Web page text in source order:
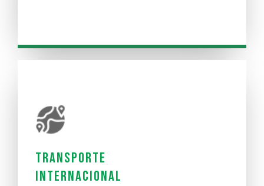
Desembaraço
Aduaneiro
Governamentais, garantimos agilidade e segurança
em todas as etapas no processo de liberação de
mercadorias importadas e exportadas,
Transporte
Internacional